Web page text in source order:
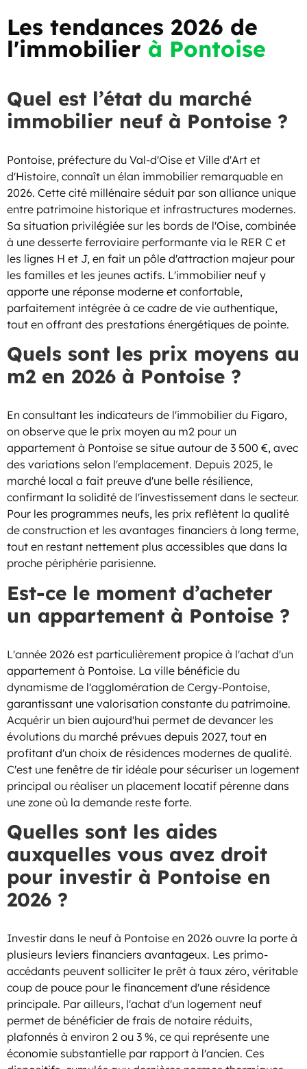
Les tendances 2026 de
l'immobilier à Pontoise
Quel est l’état du marché
immobilier neuf à Pontoise ?
Pontoise, préfecture du Val-d'Oise et Ville d'Art et
d'Histoire, connaît un élan immobilier remarquable en
2026. Cette cité millénaire séduit par son alliance unique
entre patrimoine historique et infrastructures modernes.
Sa situation privilégiée sur les bords de l'Oise, combinée
à une desserte ferroviaire performante via le RER C et
les lignes H et J, en fait un pôle d'attraction majeur pour
les familles et les jeunes actifs. L'immobilier neuf y
apporte une réponse moderne et confortable,
parfaitement intégrée à ce cadre de vie authentique,
tout en offrant des prestations énergétiques de pointe.
Quels sont les prix moyens au
m2 en 2026 à Pontoise ?
En consultant les indicateurs de l'immobilier du Figaro,
on observe que le prix moyen au m2 pour un
appartement à Pontoise se situe autour de 3 500 €, avec
des variations selon l'emplacement. Depuis 2025, le
marché local a fait preuve d'une belle résilience,
confirmant la solidité de l'investissement dans le secteur.
Pour les programmes neufs, les prix reflètent la qualité
de construction et les avantages financiers à long terme,
tout en restant nettement plus accessibles que dans la
proche périphérie parisienne.
Est-ce le moment d’acheter
un appartement à Pontoise ?
L'année 2026 est particulièrement propice à l'achat d'un
appartement à Pontoise. La ville bénéficie du
dynamisme de l'agglomération de Cergy-Pontoise,
garantissant une valorisation constante du patrimoine.
Acquérir un bien aujourd'hui permet de devancer les
évolutions du marché prévues depuis 2027, tout en
profitant d'un choix de résidences modernes de qualité.
C'est une fenêtre de tir idéale pour sécuriser un logement
principal ou réaliser un placement locatif pérenne dans
une zone où la demande reste forte.
Quelles sont les aides
auxquelles vous avez droit
pour investir à Pontoise en
2026 ?
Investir dans le neuf à Pontoise en 2026 ouvre la porte à
plusieurs leviers financiers avantageux. Les primo-
accédants peuvent solliciter le prêt à taux zéro, véritable
coup de pouce pour le financement d'une résidence
principale. Par ailleurs, l'achat d'un logement neuf
permet de bénéficier de frais de notaire réduits,
plafonnés à environ 2 ou 3 %, ce qui représente une
économie substantielle par rapport à l'ancien. Ces